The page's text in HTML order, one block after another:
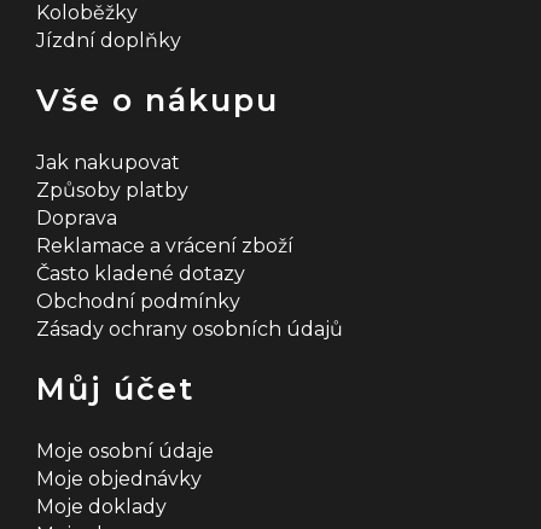
Koloběžky
Jízdní doplňky
Vše o nákupu
Jak nakupovat
Způsoby platby
Doprava
Reklamace a vrácení zboží
Často kladené dotazy
Obchodní podmínky
Zásady ochrany osobních údajů
Můj účet
Moje osobní údaje
Moje objednávky
Moje doklady